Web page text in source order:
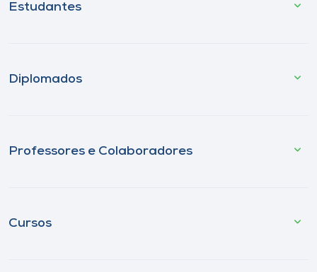
Estudantes
Diplomados
Professores e Colaboradores
Cursos